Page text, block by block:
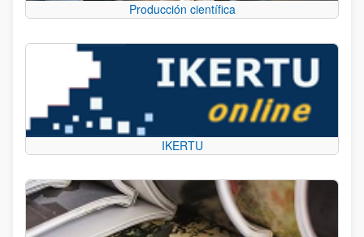
Producción científica
IKERTU